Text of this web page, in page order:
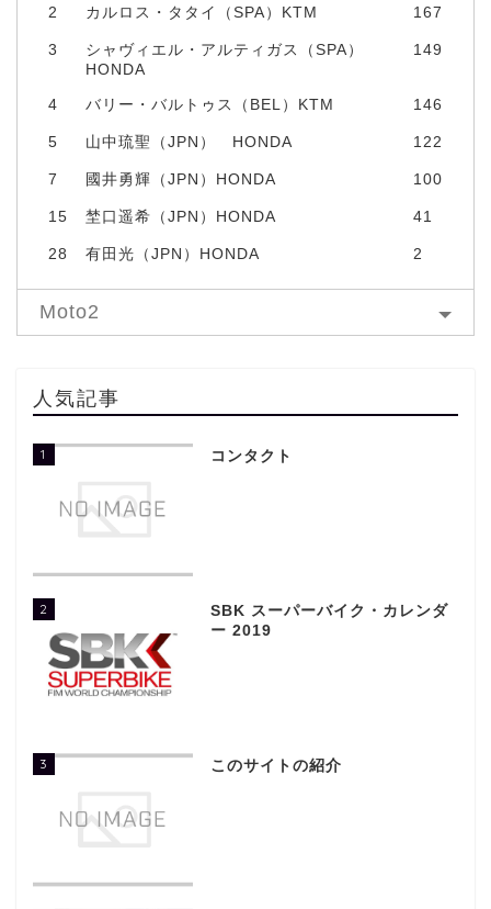
2 カルロス・タタイ（SPA）KTM 167
3
シャヴィエル・アルティガス（SPA）
HONDA
149
4 バリー・バルトゥス（BEL）KTM 146
5 山中琉聖（JPN） HONDA 122
7 國井勇輝（JPN）HONDA 100
15 埜口遥希（JPN）HONDA 41
28 有田光（JPN）HONDA 2
Moto2
人気記事
1 コンタクト
2
SBK スーパーバイク・カレンダ
ー 2019
3 このサイトの紹介